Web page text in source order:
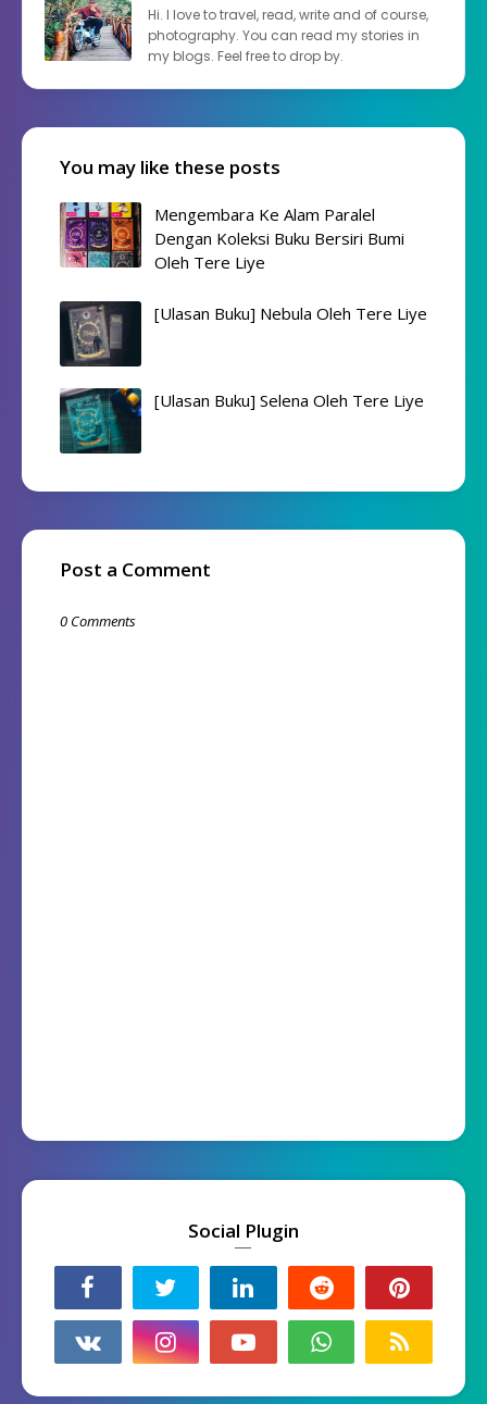
Hi. I love to travel, read, write and of course,
photography. You can read my stories in
my blogs. Feel free to drop by.
You may like these posts
Mengembara Ke Alam Paralel
Dengan Koleksi Buku Bersiri Bumi
Oleh Tere Liye
[Ulasan Buku] Nebula Oleh Tere Liye
[Ulasan Buku] Selena Oleh Tere Liye
Post a Comment
0 Comments
Social Plugin